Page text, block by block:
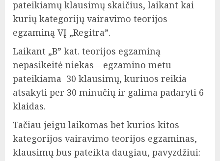
pateikiamų klausimų skaičius, laikant kai
kurių kategorijų vairavimo teorijos
egzaminą VĮ „Regitra”.
Laikant „B” kat. teorijos egzaminą
nepasikeitė niekas – egzamino metu
pateikiama 30 klausimų, kuriuos reikia
atsakyti per 30 minučių ir galima padaryti 6
klaidas.
Tačiau jeigu laikomas bet kurios kitos
kategorijos vairavimo teorijos egzaminas,
klausimų bus pateikta daugiau, pavyzdžiui: